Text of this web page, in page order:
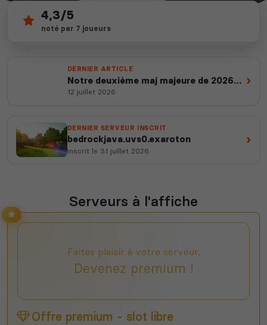
14
serveurs actifs
depuis 2012
4,3/5
noté par 7 joueurs
DERNIER ARTICLE
Notre deuxième maj majeure de 2026
est en ligne
12 juillet 2026
›
DERNIER SERVEUR INSCRIT
bedrockjava.uvs0.exaroton
inscrit le 31 juillet 2026
›
Serveurs à l'affiche
Faites plaisir à votre serveur,
Devenez premium !
Offre premium - slot libre